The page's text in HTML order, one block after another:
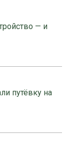
— и
путёвку на